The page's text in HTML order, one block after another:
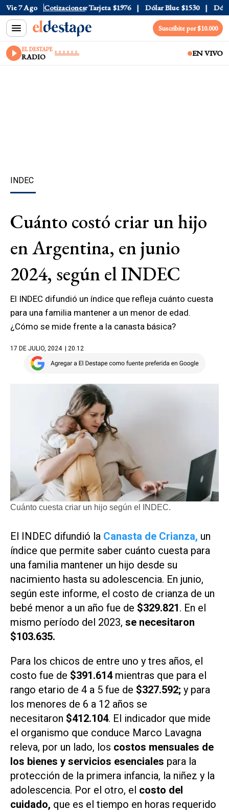
Vie 7 Ago Cotizaciones
$1520 Dólar Tarjeta $1976 Dólar Blue $1530 Dólar
Suscribite por $10.000
EL DESTAPE
RADIO EN VIVO
INDEC
Cuánto costó criar un hijo
en Argentina, en junio
2024, según el INDEC
El INDEC difundió un índice que refleja cuánto cuesta
para una familia mantener a un menor de edad.
¿Cómo se mide frente a la canasta básica?
17 DE JULIO, 2024 | 20.12
Cuánto cuesta criar un hijo según el INDEC.
El INDEC difundió la Canasta de Crianza, un
índice que permite saber cuánto cuesta para
una familia mantener un hijo desde su
nacimiento hasta su adolescencia. En junio,
según este informe, el costo de crianza de un
bebé menor a un año fue de $329.821. En el
mismo período del 2023, se necesitaron
$103.635.
Para los chicos de entre uno y tres años, el
costo fue de $391.614mientras que para el
rango etario de 4 a 5 fue de $327.592; y para
los menores de 6 a 12 años se
necesitaron $412.104. El indicador que mide
el organismo que conduce Marco Lavagna
releva, por un lado, los costos mensuales de
los bienes y servicios esenciales para la
protección de la primera infancia, la niñez y la
adolescencia. Por el otro, el costo del
cuidado, que es el tiempo en horas requerido